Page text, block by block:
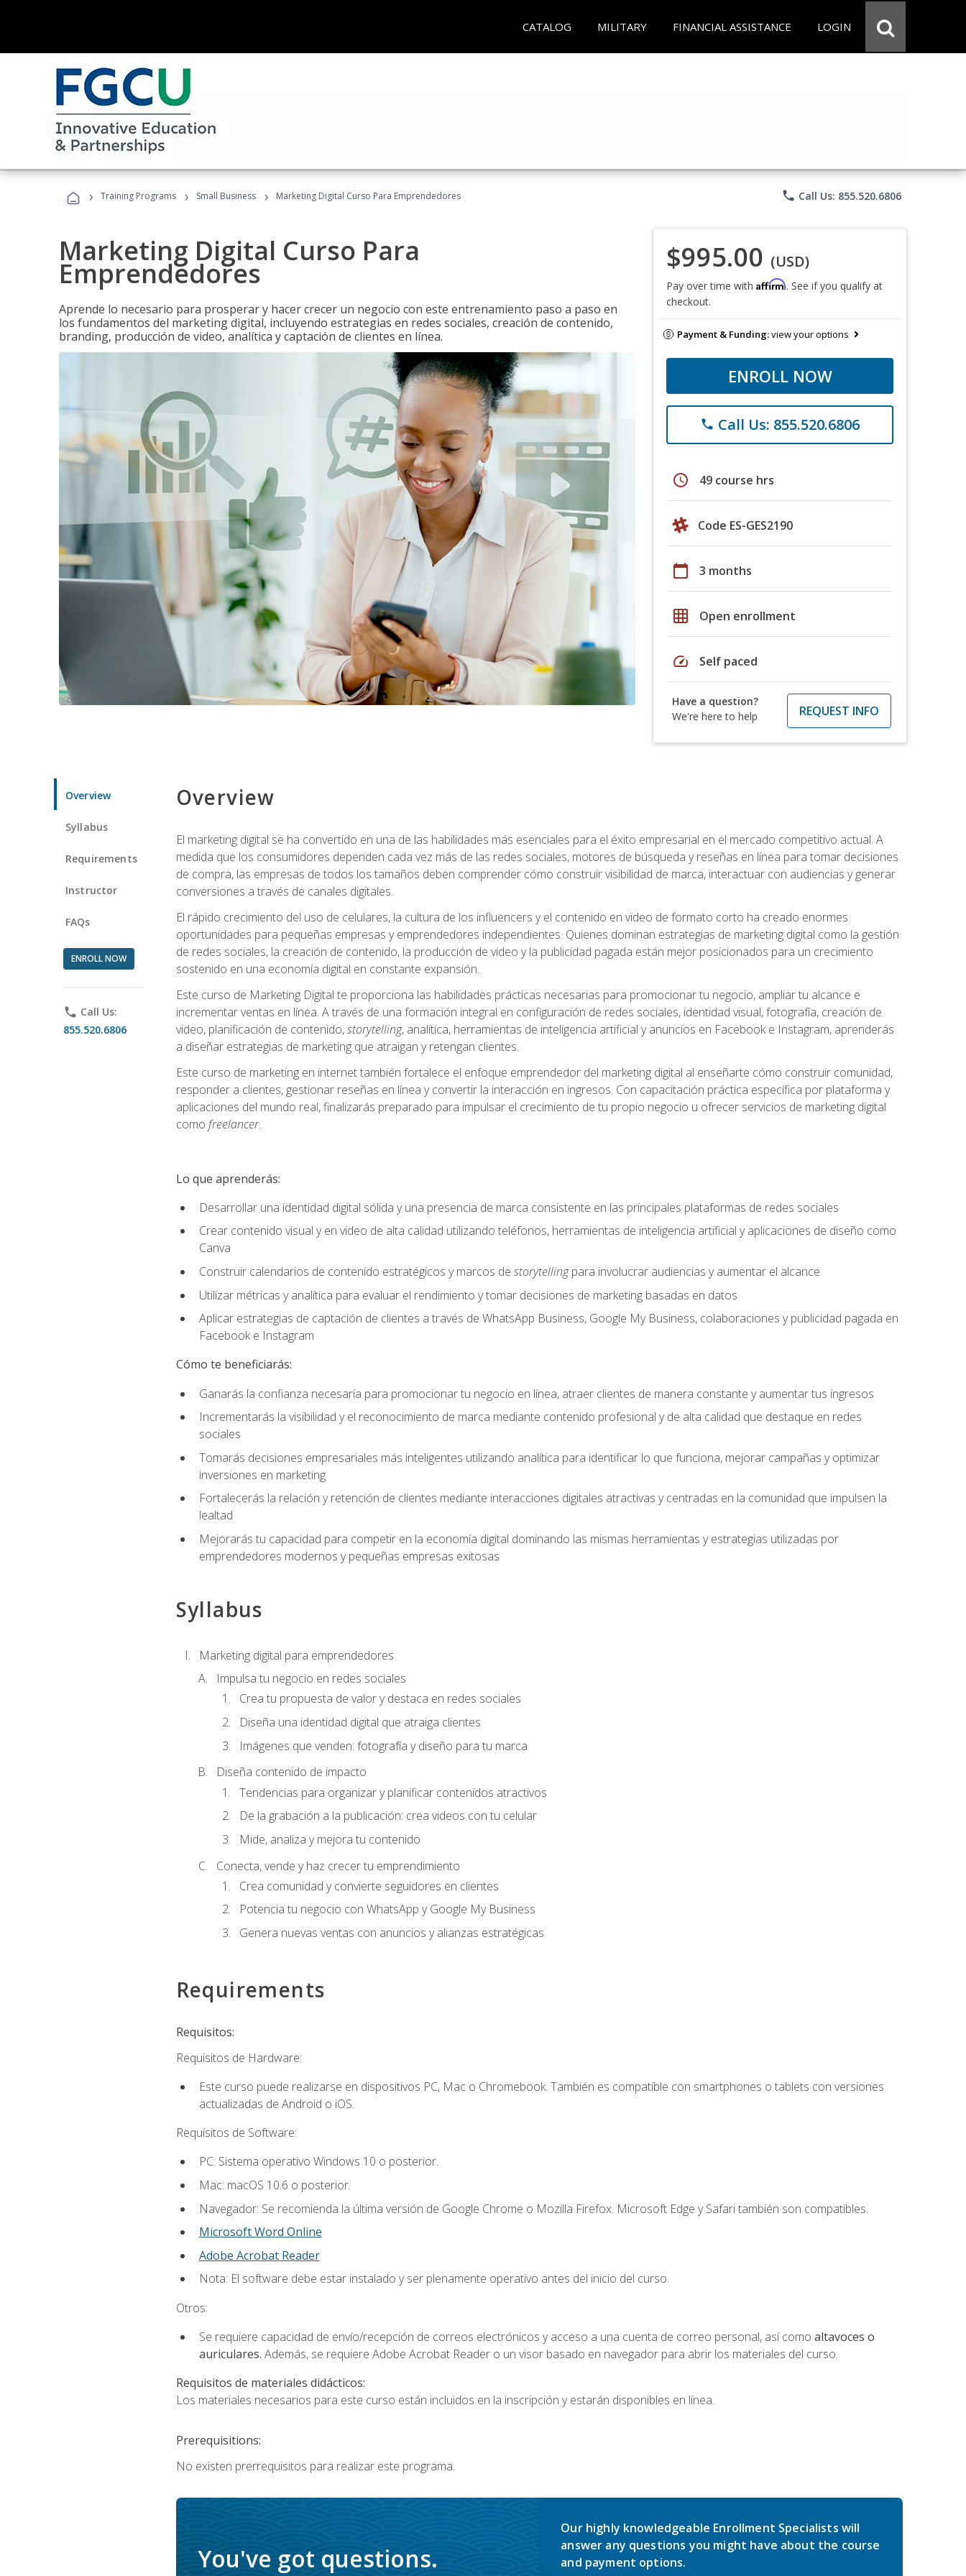
CATALOG MILITARY FINANCIAL ASSISTANCE LOGIN
› Training Programs › Small Business › Marketing Digital Curso Para Emprendedores phone Call Us: 855.520.6806
Marketing Digital Curso Para
Emprendedores
Aprende lo necesario para prosperar y hacer crecer un negocio con este entrenamiento paso a paso en
los fundamentos del marketing digital, incluyendo estrategias en redes sociales, creación de contenido,
branding, producción de video, analítica y captación de clientes en línea.
$995.00 (USD)
Pay over time with Affirm. See if you qualify at
checkout.
Payment & Funding:view your options
ENROLL NOW
phone Call Us: 855.520.6806
schedule 49 course hrs
Code ES-GES2190
calendar_today 3 months
grid_on Open enrollment
speed Self paced
Have a question?
We're here to help
REQUEST INFO
Overview
Syllabus
Requirements
Instructor
FAQs
ENROLL NOW
phone Call Us:
855.520.6806
Overview
El marketing digital se ha convertido en una de las habilidades más esenciales para el éxito empresarial en el mercado competitivo actual. A
medida que los consumidores dependen cada vez más de las redes sociales, motores de búsqueda y reseñas en línea para tomar decisiones
de compra, las empresas de todos los tamaños deben comprender cómo construir visibilidad de marca, interactuar con audiencias y generar
conversiones a través de canales digitales.
El rápido crecimiento del uso de celulares, la cultura de los influencers y el contenido en video de formato corto ha creado enormes
oportunidades para pequeñas empresas y emprendedores independientes. Quienes dominan estrategias de marketing digital como la gestión
de redes sociales, la creación de contenido, la producción de video y la publicidad pagada están mejor posicionados para un crecimiento
sostenido en una economía digital en constante expansión.
Este curso de Marketing Digital te proporciona las habilidades prácticas necesarias para promocionar tu negocio, ampliar tu alcance e
incrementar ventas en línea. A través de una formación integral en configuración de redes sociales, identidad visual, fotografía, creación de
video, planificación de contenido,storytelling, analítica, herramientas de inteligencia artificial y anuncios en Facebook e Instagram, aprenderás
a diseñar estrategias de marketing que atraigan y retengan clientes.
Este curso de marketing en internet también fortalece el enfoque emprendedor del marketing digital al enseñarte cómo construir comunidad,
responder a clientes, gestionar reseñas en línea y convertir la interacción en ingresos. Con capacitación práctica específica por plataforma y
aplicaciones del mundo real, finalizarás preparado para impulsar el crecimiento de tu propio negocio u ofrecer servicios de marketing digital
como freelancer.
Lo que aprenderás:
Desarrollar una identidad digital sólida y una presencia de marca consistente en las principales plataformas de redes sociales
Crear contenido visual y en video de alta calidad utilizando teléfonos, herramientas de inteligencia artificial y aplicaciones de diseño como
Canva
Construir calendarios de contenido estratégicos y marcos de storytellingpara involucrar audiencias y aumentar el alcance
Utilizar métricas y analítica para evaluar el rendimiento y tomar decisiones de marketing basadas en datos
Aplicar estrategias de captación de clientes a través de WhatsApp Business, Google My Business, colaboraciones y publicidad pagada en
Facebook e Instagram
Cómo te beneficiarás:
Ganarás la confianza necesaria para promocionar tu negocio en línea, atraer clientes de manera constante y aumentar tus ingresos
Incrementarás la visibilidad y el reconocimiento de marca mediante contenido profesional y de alta calidad que destaque en redes
sociales
Tomarás decisiones empresariales más inteligentes utilizando analítica para identificar lo que funciona, mejorar campañas y optimizar
inversiones en marketing
Fortalecerás la relación y retención de clientes mediante interacciones digitales atractivas y centradas en la comunidad que impulsen la
lealtad
Mejorarás tu capacidad para competir en la economía digital dominando las mismas herramientas y estrategias utilizadas por
emprendedores modernos y pequeñas empresas exitosas
Syllabus
Marketing digital para emprendedores
Impulsa tu negocio en redes sociales
Crea tu propuesta de valor y destaca en redes sociales
Diseña una identidad digital que atraiga clientes
Imágenes que venden: fotografía y diseño para tu marca
Diseña contenido de impacto
Tendencias para organizar y planificar contenidos atractivos
De la grabación a la publicación: crea videos con tu celular
Mide, analiza y mejora tu contenido
Conecta, vende y haz crecer tu emprendimiento
Crea comunidad y convierte seguidores en clientes
Potencia tu negocio con WhatsApp y Google My Business
Genera nuevas ventas con anuncios y alianzas estratégicas
Requirements
Requisitos:
Requisitos de Hardware:
Este curso puede realizarse en dispositivos PC, Mac o Chromebook. También es compatible con smartphones o tablets con versiones
actualizadas de Android o iOS.
Requisitos de Software:
PC: Sistema operativo Windows 10 o posterior.
Mac: macOS 10.6 o posterior.
Navegador: Se recomienda la última versión de Google Chrome o Mozilla Firefox. Microsoft Edge y Safari también son compatibles.
Microsoft Word Online
Adobe Acrobat Reader
Nota: El software debe estar instalado y ser plenamente operativo antes del inicio del curso.
Otros:
Se requiere capacidad de envío/recepción de correos electrónicos y acceso a una cuenta de correo personal, así como altavoces o
auriculares. Además, se requiere Adobe Acrobat Reader o un visor basado en navegador para abrir los materiales del curso.
Requisitos de materiales didácticos:
Los materiales necesarios para este curso están incluidos en la inscripción y estarán disponibles en línea.
Prerequisitions:
No existen prerrequisitos para realizar este programa.
You've got questions.
Our highly knowledgeable Enrollment Specialists will
answer any questions you might have about the course
and payment options.